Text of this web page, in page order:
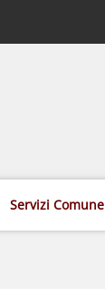
Servizi Comune